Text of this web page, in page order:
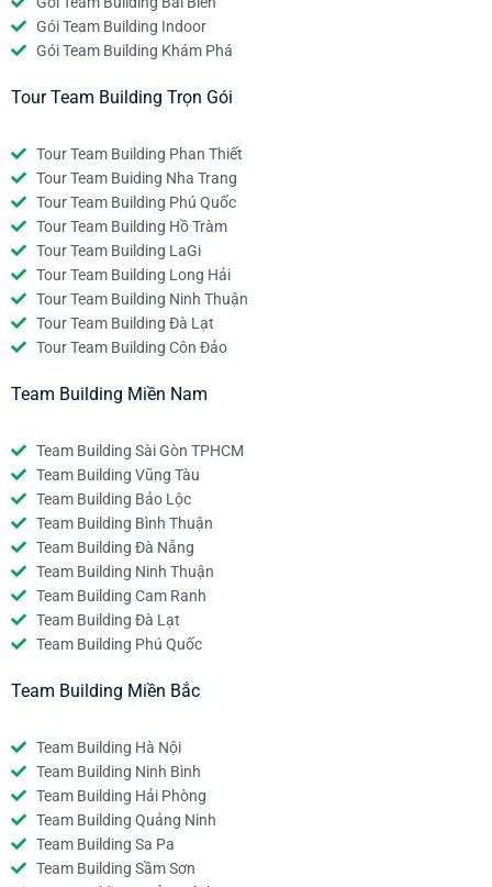
Gói Team Building Indoor
Gói Team Building Khám Phá
Tour Team Building Trọn Gói
Tour Team Building Phan Thiết
Tour Team Buiding Nha Trang
Tour Team Building Phú Quốc
Tour Team Building Hồ Tràm
Tour Team Building LaGi
Tour Team Building Long Hải
Tour Team Building Ninh Thuận
Tour Team Building Đà Lạt
Tour Team Building Côn Đảo
Team Building Miền Nam
Team Building Sài Gòn TPHCM
Team Building Vũng Tàu
Team Building Bảo Lộc
Team Building Bình Thuận
Team Building Đà Nẵng
Team Building Ninh Thuận
Team Building Cam Ranh
Team Building Đà Lạt
Team Building Phú Quốc
Team Building Miền Bắc
Team Building Hà Nội
Team Building Ninh Bình
Team Building Hải Phòng
Team Building Quảng Ninh
Team Building Sa Pa
Team Building Sầm Sơn